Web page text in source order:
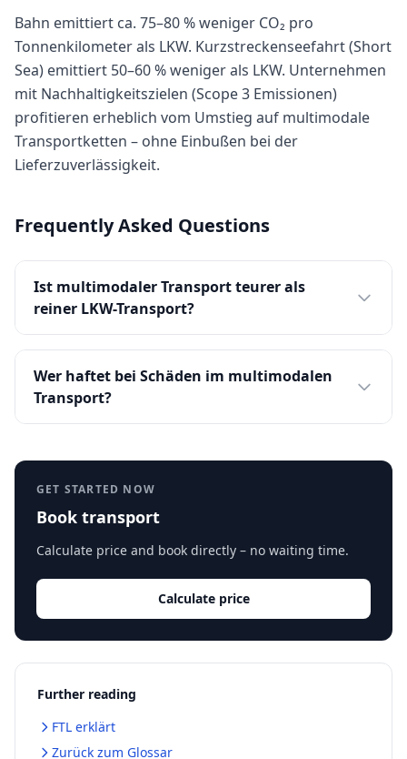
Bahn emittiert ca. 75–80 % weniger CO₂ pro
Tonnenkilometer als LKW. Kurzstreckenseefahrt (Short
Sea) emittiert 50–60 % weniger als LKW. Unternehmen
mit Nachhaltigkeitszielen (Scope 3 Emissionen)
profitieren erheblich vom Umstieg auf multimodale
Transportketten – ohne Einbußen bei der
Lieferzuverlässigkeit.
Frequently Asked Questions
Ist multimodaler Transport teurer als
reiner LKW-Transport?
Wer haftet bei Schäden im multimodalen
Transport?
GET STARTED NOW
Book transport
Calculate price and book directly – no waiting time.
Calculate price
Further reading
FTL erklärt
Zurück zum Glossar